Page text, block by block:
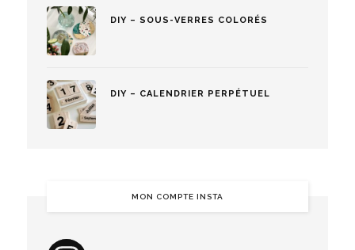
DIY – SOUS-VERRES COLORÉS
DIY – CALENDRIER PERPÉTUEL
MON COMPTE INSTA